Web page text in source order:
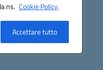
ns. Cookie Policy.
Accettare tutto